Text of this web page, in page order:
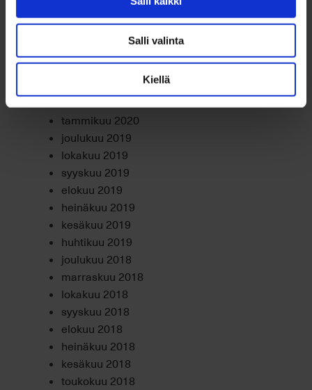
Salli valinta
Kiellä
syyskuu 2020
heinäkuu 2020
kesäkuu 2020
maaliskuu 2020
tammikuu 2020
joulukuu 2019
lokakuu 2019
syyskuu 2019
elokuu 2019
heinäkuu 2019
kesäkuu 2019
huhtikuu 2019
joulukuu 2018
marraskuu 2018
lokakuu 2018
syyskuu 2018
elokuu 2018
heinäkuu 2018
kesäkuu 2018
toukokuu 2018